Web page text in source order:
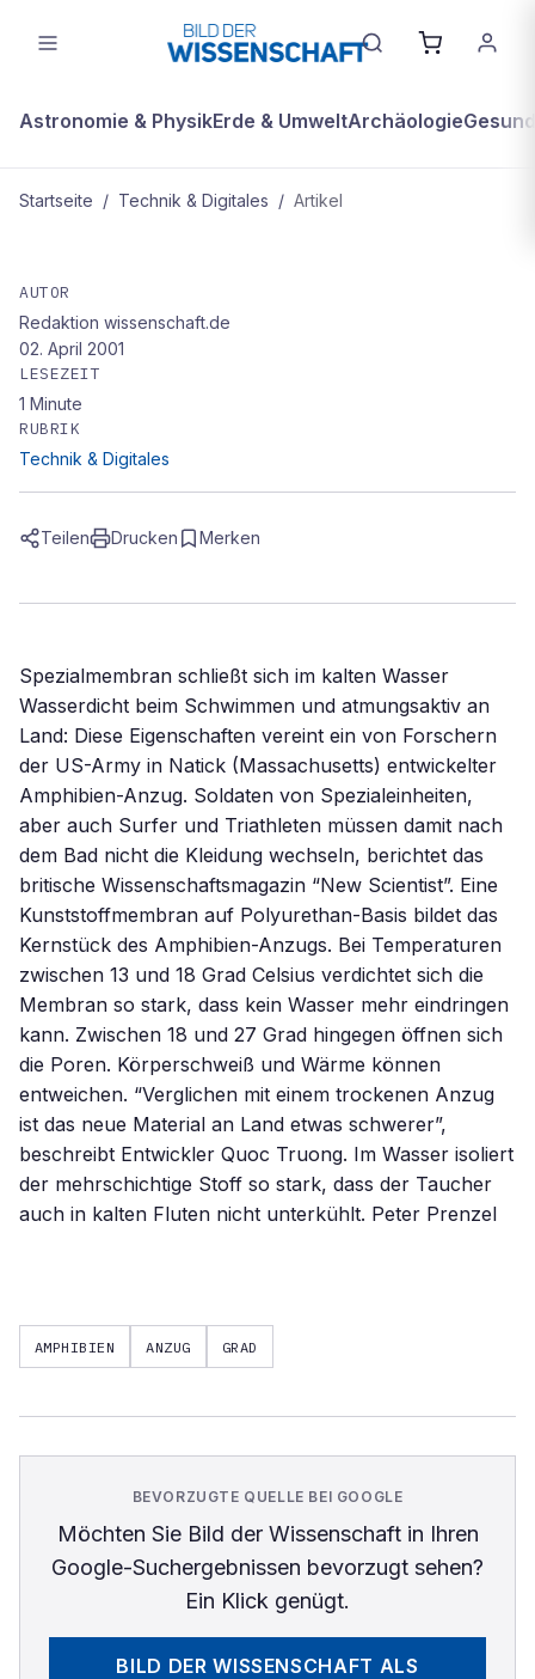
Astronomie & PhysikErde & UmweltArchäologie
Startseite / Technik & Digitales / Artikel
US-Militär entwickelt Amphibien-
Anzug
AUTOR
Redaktion wissenschaft.de
02. April 2001
LESEZEIT
1 Minute
RUBRIK
Technik & Digitales
Teilen Drucken Merken
Spezialmembran schließt sich im kalten Wasser
Wasserdicht beim Schwimmen und atmungsaktiv an
Land: Diese Eigenschaften vereint ein von Forschern
der US-Army in Natick (Massachusetts) entwickelter
Amphibien-Anzug. Soldaten von Spezialeinheiten,
aber auch Surfer und Triathleten müssen damit nach
dem Bad nicht die Kleidung wechseln, berichtet das
britische Wissenschaftsmagazin “New Scientist”. Eine
Kunststoffmembran auf Polyurethan-Basis bildet das
Kernstück des Amphibien-Anzugs. Bei Temperaturen
zwischen 13 und 18 Grad Celsius verdichtet sich die
Membran so stark, dass kein Wasser mehr eindringen
kann. Zwischen 18 und 27 Grad hingegen öffnen sich
die Poren. Körperschweiß und Wärme können
entweichen. “Verglichen mit einem trockenen Anzug
ist das neue Material an Land etwas schwerer”,
beschreibt Entwickler Quoc Truong. Im Wasser isoliert
der mehrschichtige Stoff so stark, dass der Taucher
auch in kalten Fluten nicht unterkühlt. Peter Prenzel
AMPHIBIEN ANZUG GRAD
BEVORZUGTE QUELLE BEI GOOGLE
Möchten Sie Bild der Wissenschaftin Ihren
Google-Suchergebnissen bevorzugt sehen?
Ein Klick genügt.
BILD DER WISSENSCHAFT ALS